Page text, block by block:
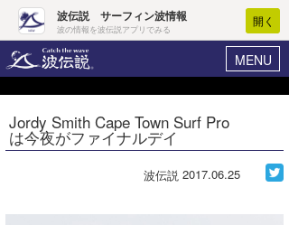
波伝説 サーフィン波情報
波の情報を波伝説アプリでみる
開く
MENU
ヘルプ マイホーム
ログイン
Jordy Smith Cape Town Surf Pro
は今夜がファイナルデイ
波伝説 2017.06.25
Core Surf Japan